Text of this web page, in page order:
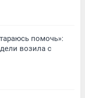
помочь»:
возила с